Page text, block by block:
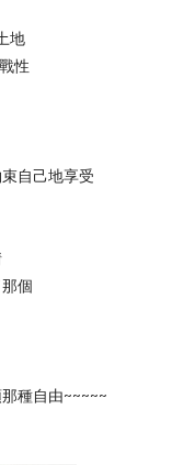
地
性
自己地享受
個
種自由~~~~~